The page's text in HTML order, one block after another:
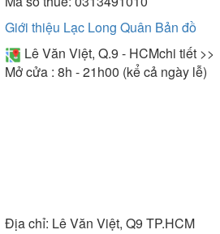
Giới thiệu Lạc Long Quân Bản đồ
Lê Văn Việt, Q.9 - HCMchi tiết >>
Mở cửa : 8h - 21h00 (kể cả ngày lễ)
Địa chỉ: Lê Văn Việt, Q9 TP.HCM